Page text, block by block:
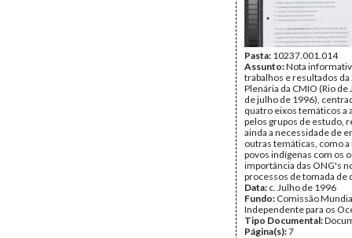
Pasta: 10237.001.014
Assunto:Nota
trabalhos e resultados da
Plenária da CMIO (Rio de
de julho de 1996),
quatro eixos temáticos a
pelos grupos de estudo,
ainda a necessidade de
outras temáticas, como
povos indígenas com os
importância das ONG's
processos de tomada de
Data: c. Julho de 1996
Fundo: Comissão
Independente para os
Tipo Documental:
Página(s):7